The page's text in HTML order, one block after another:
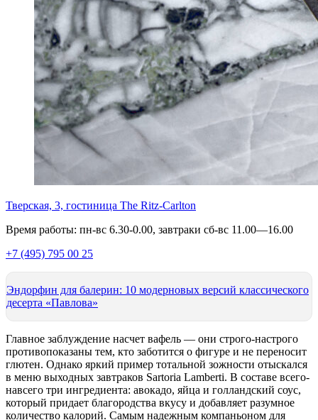
Тверская, 3, гостиница The Ritz-Carlton
Время работы: пн-вс 6.30-0.00, завтраки сб-вс 11.00—16.00
+7 (495) 795 00 25
Эндорфин для балерин: 10 модерновых версий классического
десерта «Павлова»
Главное заблуждение насчет вафель — они строго-настрого
противопоказаны тем, кто заботится о фигуре и не переносит
глютен. Однако яркий пример тотальной зожности отыскался
в меню выходных завтраков Sartoria Lamberti. В составе всего-
навсего три ингредиента: авокадо, яйца и голландский соус,
который придает благородства вкусу и добавляет разумное
количество калорий. Самым надежным компаньоном для